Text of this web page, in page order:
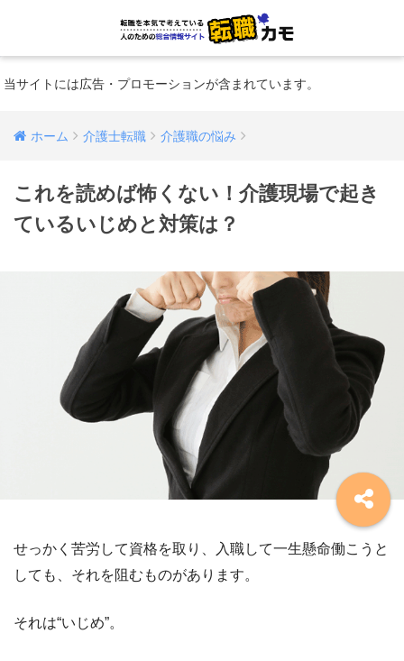
当サイトには広告・プロモーションが含まれています。
ホーム 介護士転職 介護職の悩み
これを読めば怖くない！介護現場で起き
ているいじめと対策は？
せっかく苦労して資格を取り、入職して一生懸命働こうと
しても、それを阻むものがあります。
それは“いじめ”。